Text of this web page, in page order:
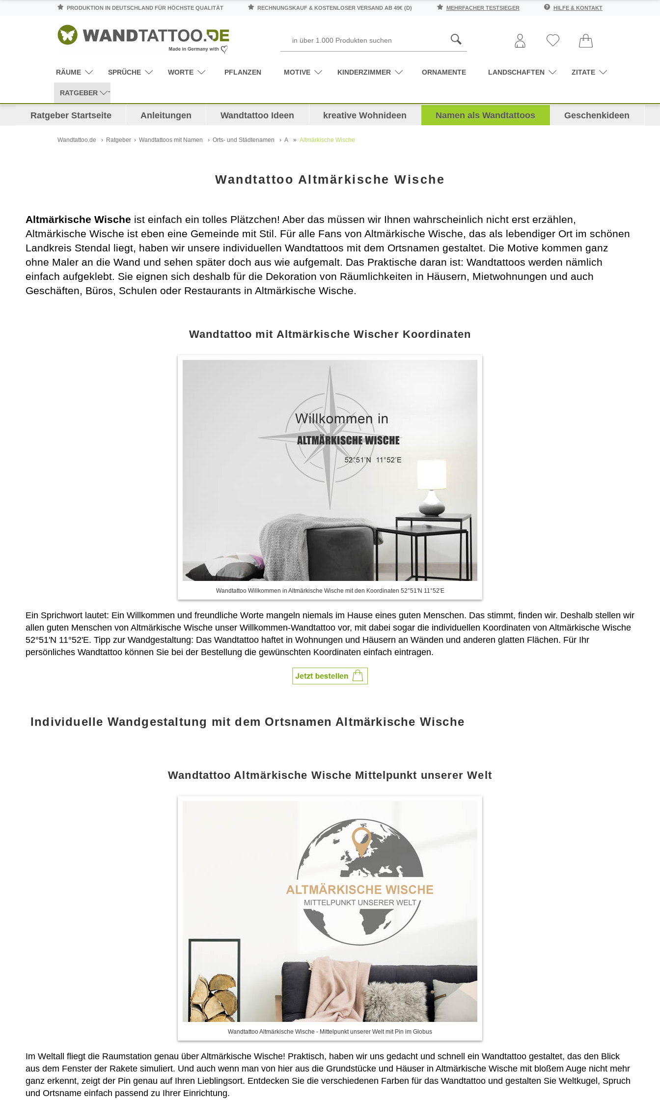
PRODUKTION IN DEUTSCHLAND FÜR HÖCHSTE QUALITÄT RECHNUNGSKAUF & KOSTENLOSER VERSAND AB 49€ (D) MEHRFACHER TESTSIEGER HILFE & KONTAKT
RÄUME SPRÜCHE WORTE PFLANZEN MOTIVE KINDERZIMMER ORNAMENTE LANDSCHAFTEN ZITATE
RATGEBER
Ratgeber Startseite Anleitungen Wandtattoo Ideen kreative Wohnideen Namen als Wandtattoos Geschenkideen
Wandtattoo.de Ratgeber Wandtattoos mit Namen Orts- und Städtenamen A Altmärkische Wische
Wandtattoo Altmärkische Wische
Altmärkische Wische ist einfach ein tolles Plätzchen! Aber das müssen wir Ihnen wahrscheinlich nicht erst erzählen,
Altmärkische Wische ist eben eine Gemeinde mit Stil. Für alle Fans von Altmärkische Wische, das als lebendiger Ort im schönen
Landkreis Stendal liegt, haben wir unsere individuellen Wandtattoos mit dem Ortsnamen gestaltet. Die Motive kommen ganz
ohne Maler an die Wand und sehen später doch aus wie aufgemalt. Das Praktische daran ist: Wandtattoos werden nämlich
einfach aufgeklebt. Sie eignen sich deshalb für die Dekoration von Räumlichkeiten in Häusern, Mietwohnungen und auch
Geschäften, Büros, Schulen oder Restaurants in Altmärkische Wische.
Wandtattoo mit Altmärkische Wischer Koordinaten
Wandtattoo Willkommen in Altmärkische Wische mit den Koordinaten 52°51'N 11°52'E
Ein Sprichwort lautet: Ein Willkommen und freundliche Worte mangeln niemals im Hause eines guten Menschen. Das stimmt, finden wir. Deshalb stellen wir
allen guten Menschen von Altmärkische Wische unser Willkommen-Wandtattoo vor, mit dabei sogar die individuellen Koordinaten von Altmärkische Wische
52°51'N 11°52'E. Tipp zur Wandgestaltung: Das Wandtattoo haftet in Wohnungen und Häusern an Wänden und anderen glatten Flächen. Für Ihr
persönliches Wandtattoo können Sie bei der Bestellung die gewünschten Koordinaten einfach eintragen.
Individuelle Wandgestaltung mit dem Ortsnamen Altmärkische Wische
Wandtattoo Altmärkische Wische Mittelpunkt unserer Welt
Wandtattoo Altmärkische Wische - Mittelpunkt unserer Welt mit Pin im Globus
Im Weltall fliegt die Raumstation genau über Altmärkische Wische! Praktisch, haben wir uns gedacht und schnell ein Wandtattoo gestaltet, das den Blick
aus dem Fenster der Rakete simuliert. Und auch wenn man von hier aus die Grundstücke und Häuser in Altmärkische Wische mit bloßem Auge nicht mehr
ganz erkennt, zeigt der Pin genau auf Ihren Lieblingsort. Entdecken Sie die verschiedenen Farben für das Wandtattoo und gestalten Sie Weltkugel, Spruch
und Ortsname einfach passend zu Ihrer Einrichtung.